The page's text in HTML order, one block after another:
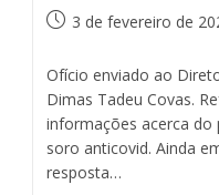
3 de fevereiro de
Ofício enviado ao
Dimas Tadeu Covas.
informações acerca do
soro anticovid. Ainda
resposta…